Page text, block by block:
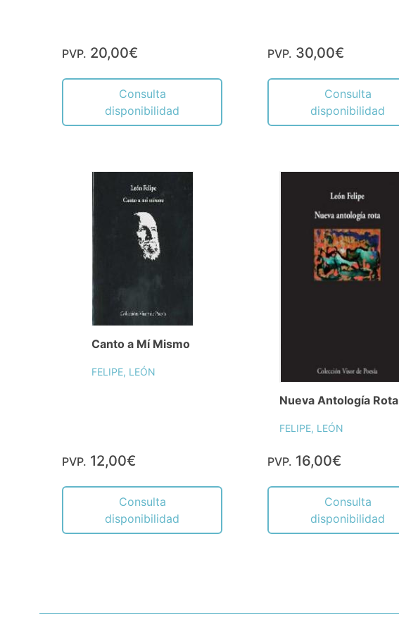
PVP. 20,00€
Consulta
disponibilidad
PVP. 30,00€
Consulta
disponibilidad
Canto a Mí Mismo
FELIPE, LEÓN
PVP. 12,00€
Consulta
disponibilidad
Nueva Antología Rota
FELIPE, LEÓN
PVP. 16,00€
Consulta
disponibilidad